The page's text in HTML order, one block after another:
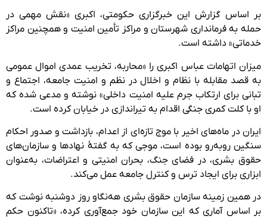
بر اساس گزارش این خبرگزاری حکومتی، اکبری «نقش مهمی در
حمله به فرمانداری شهرستان و مراکز تأمین امنیت و همچنین مراکز
خدماتی» داشته است.
میزان اتهامات عباس اکبری را «محاربه، تخریب عمدی اموال عمومی
به قصد مقابله با نظام و اخلال در نظم و امنیت جامعه، اجتماع و
تبانی برای ارتکاب جرم علیه امنیت داخلی» نوشته و مدعی شده که
او با کلت کمری جنگی اقدام به تیراندازی در خیابان کرده است.
ایران در ماه‌های اخیر با موج تازه‌ای از اعدام‌، بازداشت و صدور احکام
سنگین روبه‌رو بوده است، موجی که به گفتهٔ نهادها و سازمان‌های
حقوق بشری، در فضای جنگ، بحران امنیتی و اعتراضات، به‌عنوان
ابزاری برای ایجاد ترس و کنترل جامعه عمل می‌کند.
در همین زمینه سازمان حقوق بشری هه‌نگاو روز دوشنبه نوشت که
بر اساس آماری که این سازمان خود جمع‌آوری کرده، «تاکنون حکم